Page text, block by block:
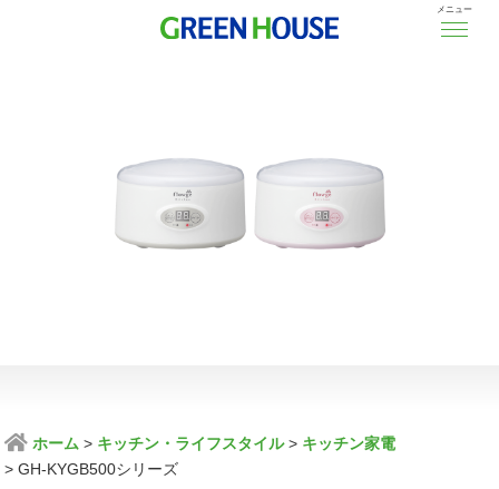
メニュー
ホーム キッチン・ライフスタイル
キッチン家電
GH-KYGB500シリーズ